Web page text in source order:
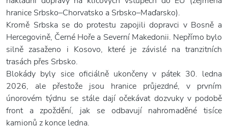
hranice Srbsko–Chorvatsko a Srbsko–Maďarsko).
Kromě Srbska se do protestu zapojili dopravci v Bosně a
Hercegovině, Černé Hoře a Severní Makedonii. Nepřímo bylo
silně zasaženo i Kosovo, které je závislé na tranzitních
trasách přes Srbsko.
Blokády byly sice oficiálně ukončeny v pátek 30. ledna
2026, ale přestože jsou hranice průjezdné, v prvním
únorovém týdnu se stále dají očekávat dozvuky v podobě
front a zpoždění, jak se odbavují nahromaděné tisíce
kamionů z konce ledna.